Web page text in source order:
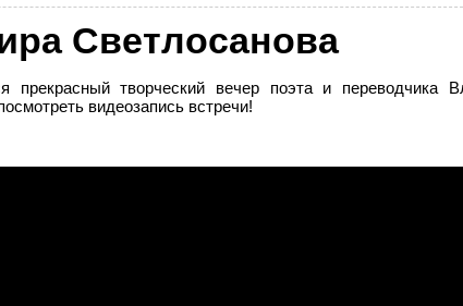
Светлосанова
творческий вечер поэта и переводчика
видеозапись встречи!